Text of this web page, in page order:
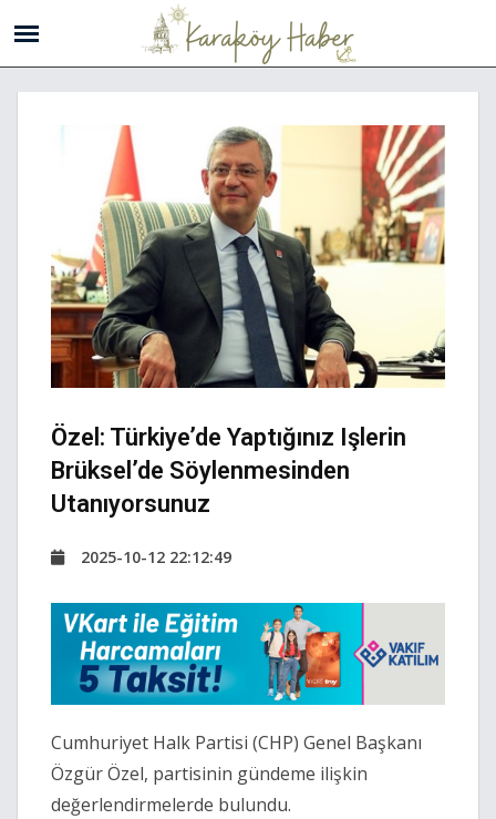
Özel: Türkiye’de Yaptığınız Işlerin
Brüksel’de Söylenmesinden
Utanıyorsunuz
2025-10-12 22:12:49
Cumhuriyet Halk Partisi (CHP) Genel Başkanı
Özgür Özel, partisinin gündeme ilişkin
değerlendirmelerde bulundu.